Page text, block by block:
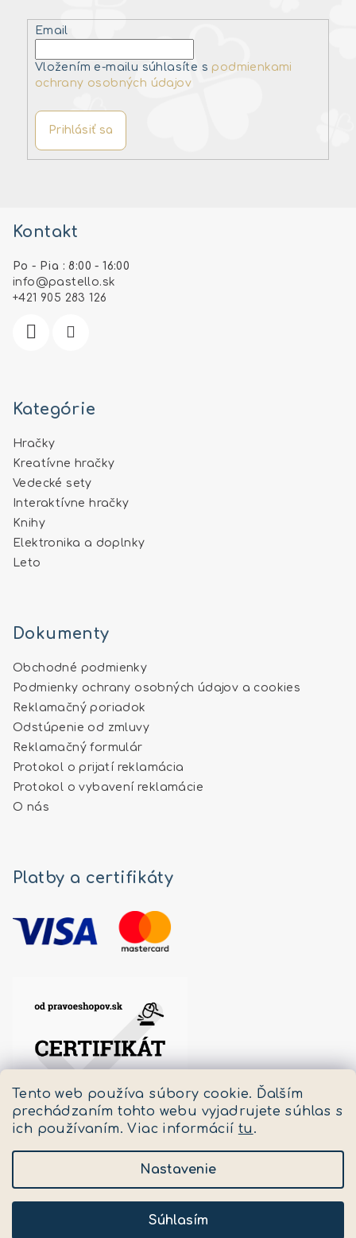
Tento web používa súbory cookie. Ďalším
prechádzaním tohto webu vyjadrujete súhlas s
ich používaním. Viac informácií tu .
Nastavenie
Súhlasím
Email
Vložením e-mailu súhlasíte s podmienkami
ochrany osobných údajov
Prihlásiť sa
Kontakt
Po - Pia : 8:00 - 16:00
info @pastello.sk
+421 905 283 126
Kategórie
Hračky
Kreatívne hračky
Vedecké sety
Interaktívne hračky
Knihy
Elektronika a doplnky
Leto
Dokumenty
Obchodné podmienky
Podmienky ochrany osobných údajov a cookies
Reklamačný poriadok
Odstúpenie od zmluvy
Reklamačný formulár
Protokol o prijatí reklamácia
Protokol o vybavení reklamácie
O nás
Platby a certifikáty
Copyright 2026Pastello. Všetky práva vyhradené.
Upraviť nastavenie cookies